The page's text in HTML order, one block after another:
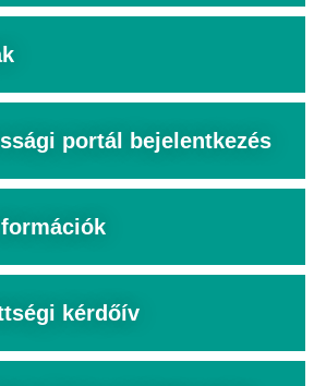
portál bejelentkezés
kérdőív